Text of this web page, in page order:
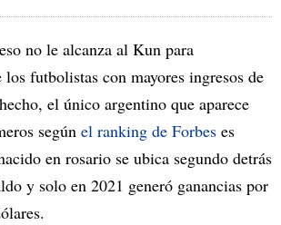
no le alcanza al Kun para
los futbolistas con mayores ingresos de
el único argentino que aparece
según el ranking de Forbes es
en rosario se ubica segundo detrás
y solo en 2021 generó ganancias por